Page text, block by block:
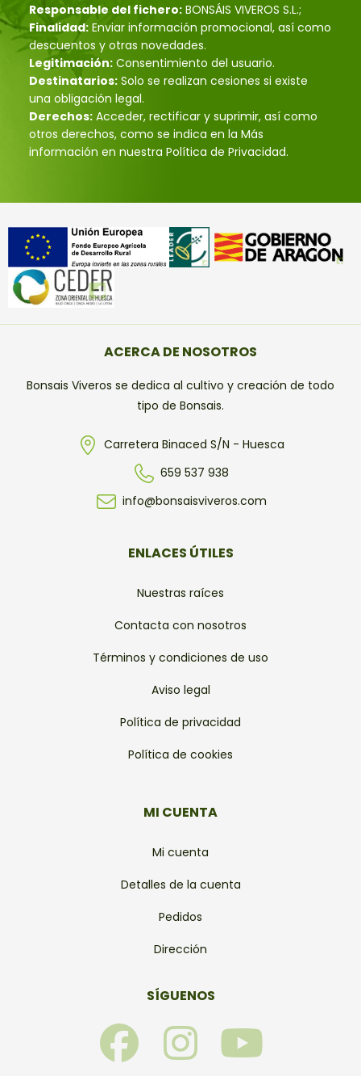
Responsable del fichero: BONSÁIS VIVEROS S.L.;
Finalidad: Enviar información promocional, así como
descuentos y otras novedades.
Legitimación: Consentimiento del usuario.
Destinatarios: Solo se realizan cesiones si existe
una obligación legal.
Derechos: Acceder, rectificar y suprimir, así como
otros derechos, como se indica en la Más
información en nuestra Política de Privacidad.
ACERCA DE NOSOTROS
Bonsais Viveros se dedica al cultivo y creación de todo
tipo de Bonsais.
Carretera Binaced S/N - Huesca
659 537 938
info@bonsaisviveros.com
ENLACES ÚTILES
Nuestras raíces
Contacta con nosotros
Términos y condiciones de uso
Aviso legal
Política de privacidad
Política de cookies
MI CUENTA
Mi cuenta
Detalles de la cuenta
Pedidos
Dirección
SÍGUENOS
F I Y